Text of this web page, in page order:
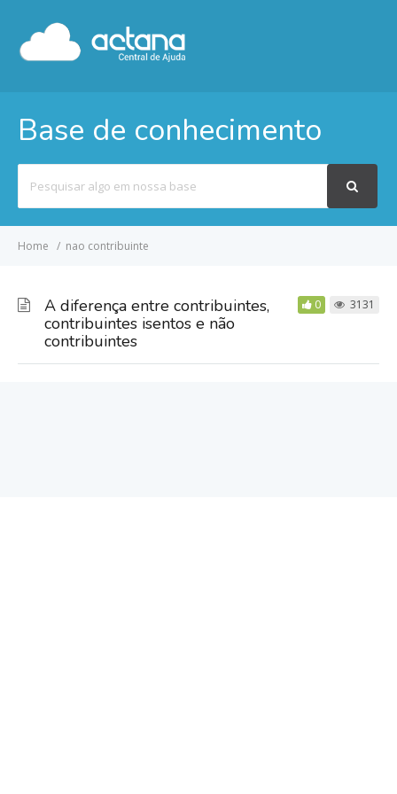
Base de conhecimento
por
Home nao contribuinte
A diferença entre contribuintes,
contribuintes isentos e não
contribuintes
0 3131